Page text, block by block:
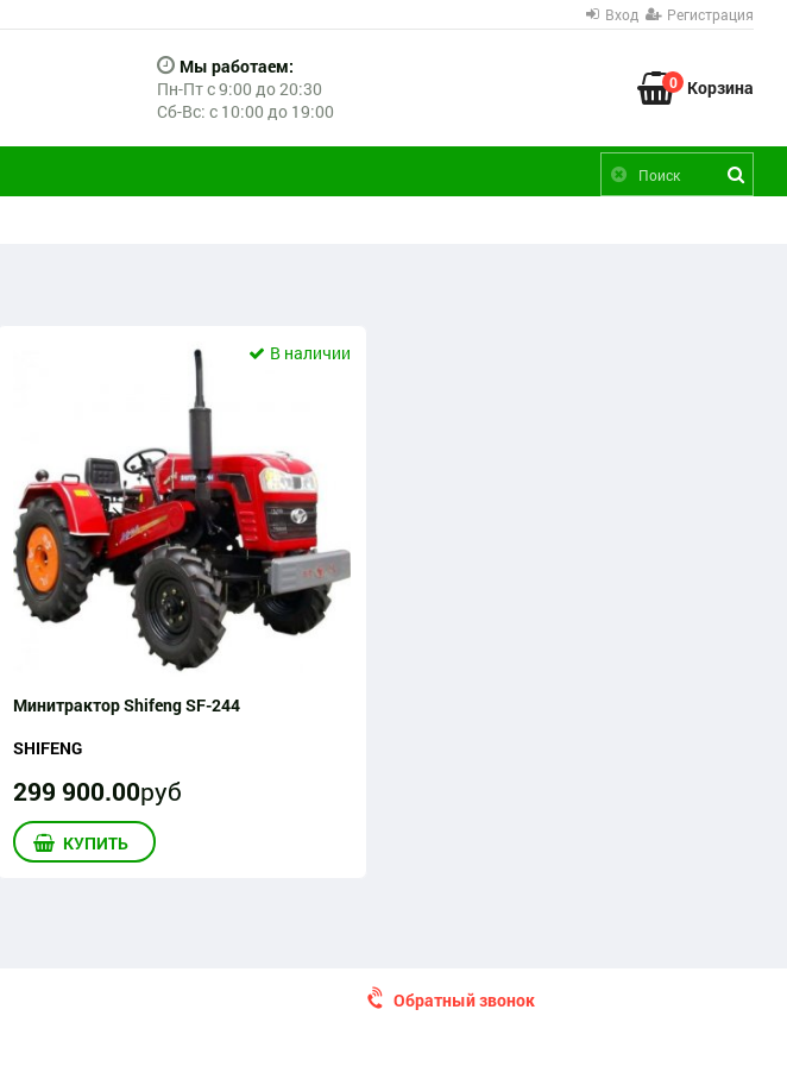
Вход Регистрация
Мы работаем:
Пн-Пт с 9:00 до 20:30
Сб-Вс: с 10:00 до 19:00
Корзина
0
В наличии
Минитрактор Shifeng SF-244
SHIFENG
299 900.00руб
КУПИТЬ
Обратный звонок